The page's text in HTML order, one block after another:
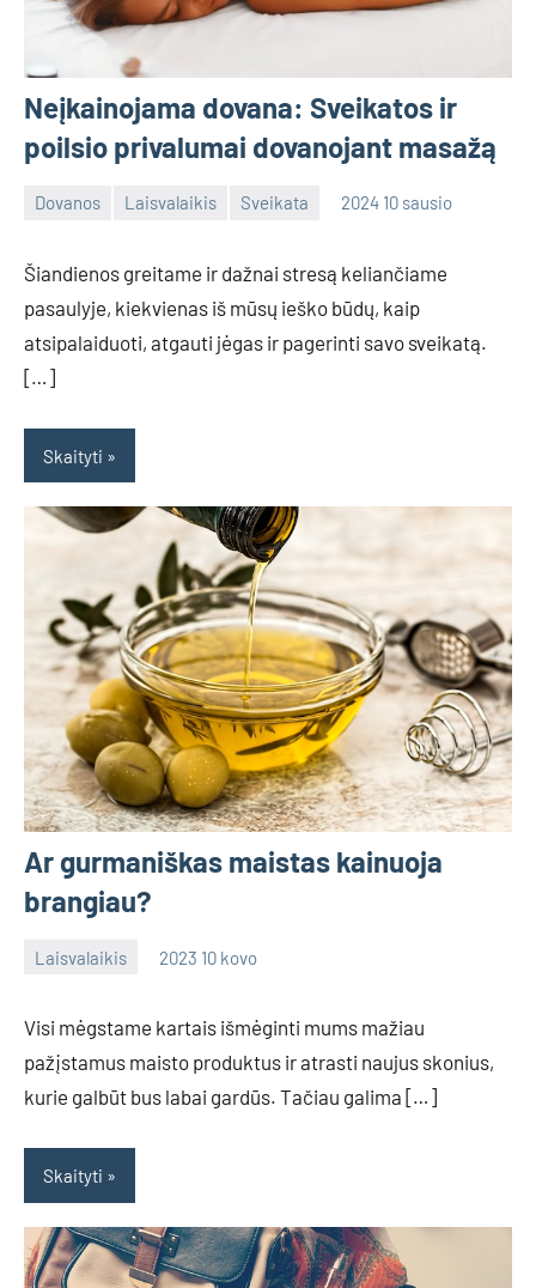
Neįkainojama dovana: Sveikatos ir
poilsio privalumai dovanojant masažą
Dovanos Laisvalaikis Sveikata 2024 10 sausio
Šiandienos greitame ir dažnai stresą keliančiame
pasaulyje, kiekvienas iš mūsų ieško būdų, kaip
atsipalaiduoti, atgauti jėgas ir pagerinti savo sveikatą.
[…]
Skaityti
Ar gurmaniškas maistas kainuoja
brangiau?
Laisvalaikis 2023 10 kovo
Visi mėgstame kartais išmėginti mums mažiau
pažįstamus maisto produktus ir atrasti naujus skonius,
kurie galbūt bus labai gardūs. Tačiau galima […]
Skaityti